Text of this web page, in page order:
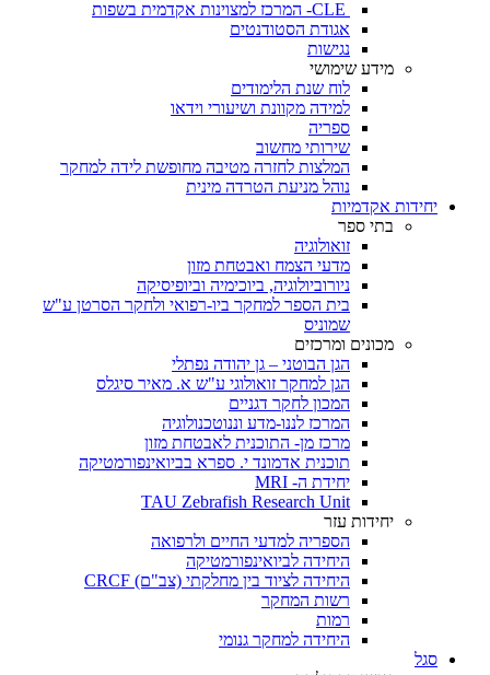
אגודת הסטודנטים
נגישות
מידע שימושי
לוח שנת הלימודים
למידה מקוונת ושיעורי וידאו
ספריה
שירותי מחשוב
המלצות לחזרה מטיבה מחופשת לידה למחקר
נוהל מניעת הטרדה מינית
יחידות אקדמיות
בתי ספר
זואולוגיה
מדעי הצמח ואבטחת מזון
ניורוביולוגיה, ביוכימיה וביופיסיקה
בית הספר למחקר ביו-רפואי ולחקר הסרטן ע"ש
שמוניס
מכונים ומרכזים
הגן הבוטני – גן יהודה נפתלי
הגן למחקר זואולוגי ע"ש א. מאיר סיגלס
המכון לחקר דגניים
המרכז לננו-מדע וננוטכנולוגיה
מרכז מן- התוכנית לאבטחת מזון
תוכנית אדמונד י. ספרא בביואינפורמטיקה
יחידת ה- MRI
TAU Zebrafish Research Unit
יחידות עזר
הספריה למדעי החיים ולרפואה
היחידה לביואינפורמטיקה
היחידה לציוד בין מחלקתי (צב"ם) CRCF
רשות המחקר
רמות
היחידה למחקר גנומי
סגל